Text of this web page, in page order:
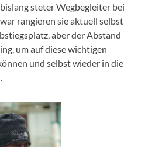
steter Wegbegleiter bei
rangieren sie aktuell selbst
aber der Abstand
um auf diese wichtigen
und selbst wieder in die